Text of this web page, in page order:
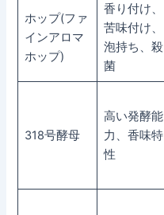
ホップ(ファ
インアロマ
ホップ)
香り付け、
苦味付け、
泡持ち、殺
菌
318号酵母
高い発酵能
力、香味特
性